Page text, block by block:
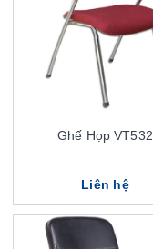
Ghế Họp VT532
Liên hệ